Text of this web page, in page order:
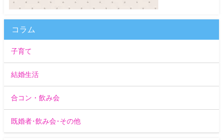
コラム
子育て
結婚生活
合コン・飲み会
既婚者･飲み会･その他